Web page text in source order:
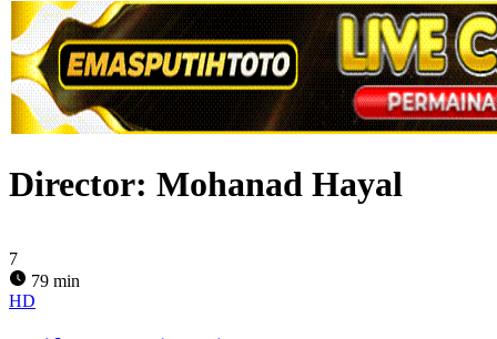
Director: Mohanad Hayal
7
79 min
HD